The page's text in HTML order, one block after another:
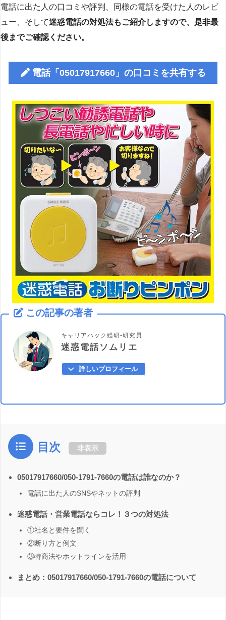
電話に出た人の口コミや評判、同様の電話を受けた人のレビ
ュー、そして迷惑電話の対処法もご紹介しますので、是非最
後までご確認ください。
電話「05017917660」の口コミを共有する
この記事の著者
キャリアハック総研-研究員
迷惑電話ソムリエ
詳しいプロフィール
目次 非表示
05017917660/050-1791-7660の電話は誰なのか？
電話に出た人のSNSやネットの評判
迷惑電話・営業電話ならコレ！３つの対処法
①社名と要件を聞く
②断り方と例文
③特商法やホットラインを活用
まとめ：05017917660/050-1791-7660の電話について